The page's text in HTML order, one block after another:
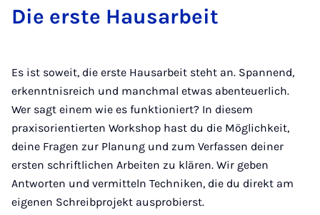
Die er­ste Hausarbeit
Es ist soweit, die erste Hausarbeit steht an. Spannend,
erkenntnisreich und manchmal etwas abenteuerlich.
Wer sagt einem wie es funktioniert? In diesem
praxisorientierten Workshop hast du die Möglichkeit,
deine Fragen zur Planung und zum Verfassen deiner
ersten schriftlichen Arbeiten zu klären. Wir geben
Antworten und vermitteln Techniken, die du direkt am
eigenen Schreibprojekt ausprobierst.